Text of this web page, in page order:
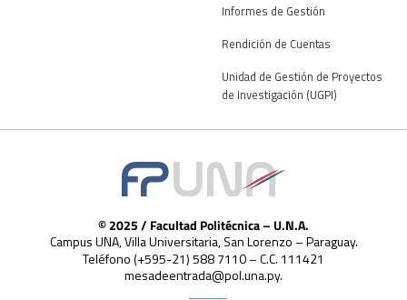
Informes de Gestión
Rendición de Cuentas
Unidad de Gestión de Proyectos
de Investigación (UGPI)
© 2025 / Facultad Politécnica – U.N.A.
Campus UNA, Villa Universitaria, San Lorenzo – Paraguay.
Teléfono (+595-21) 588 7110 – C.C. 111421
mesadeentrada@pol.una.py.